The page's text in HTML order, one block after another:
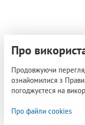
Про
Продовжуючи
ознайомилися з
погоджуєтеся на
Про файли cookies